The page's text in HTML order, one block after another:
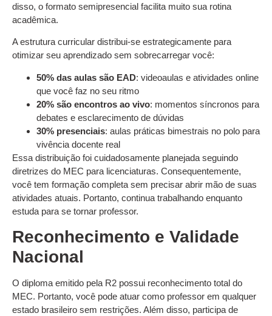
disso, o formato semipresencial facilita muito sua rotina
acadêmica.
A estrutura curricular distribui-se estrategicamente para
otimizar seu aprendizado sem sobrecarregar você:
50% das aulas são EAD: videoaulas e atividades online
que você faz no seu ritmo
20% são encontros ao vivo: momentos síncronos para
debates e esclarecimento de dúvidas
30% presenciais: aulas práticas bimestrais no polo para
vivência docente real
Essa distribuição foi cuidadosamente planejada seguindo
diretrizes do MEC para licenciaturas. Consequentemente,
você tem formação completa sem precisar abrir mão de suas
atividades atuais. Portanto, continua trabalhando enquanto
estuda para se tornar professor.
Reconhecimento e Validade
Nacional
O diploma emitido pela R2 possui reconhecimento total do
MEC. Portanto, você pode atuar como professor em qualquer
estado brasileiro sem restrições. Além disso, participa de